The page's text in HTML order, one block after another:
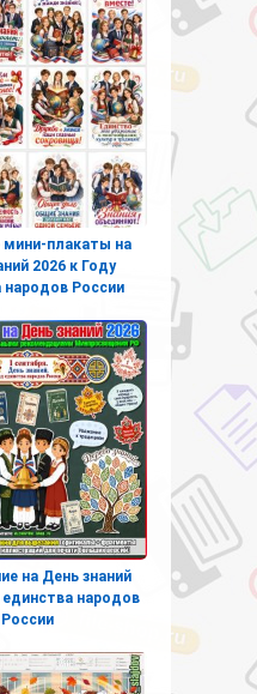
плакаты на
2026 к Году
народов России
на День знаний
единства народов
России